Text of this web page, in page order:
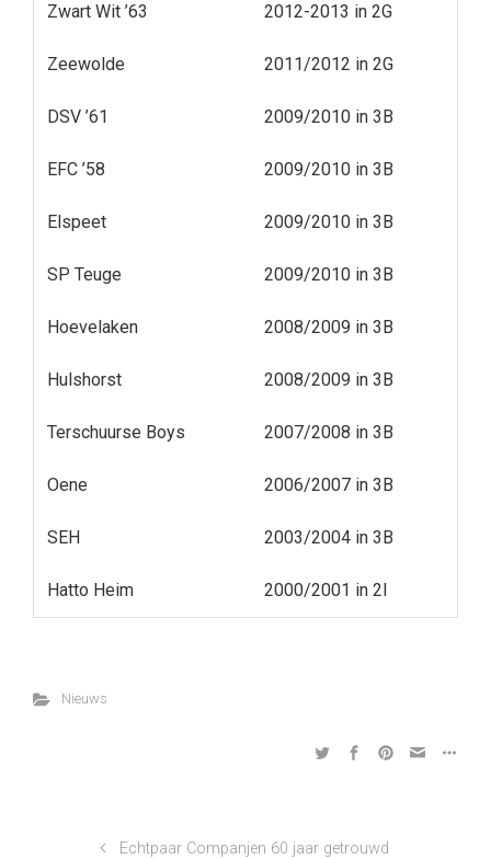
Zwart Wit ’63 2012-2013 in 2G
Zeewolde 2011/2012 in 2G
DSV ’61 2009/2010 in 3B
EFC ’58 2009/2010 in 3B
Elspeet 2009/2010 in 3B
SP Teuge 2009/2010 in 3B
Hoevelaken 2008/2009 in 3B
Hulshorst 2008/2009 in 3B
Terschuurse Boys 2007/2008 in 3B
Oene 2006/2007 in 3B
SEH 2003/2004 in 3B
Hatto Heim 2000/2001 in 2I
Nieuws
Echtpaar Companjen 60 jaar getrouwd